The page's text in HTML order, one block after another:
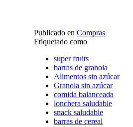
Publicado en Compras
Etiquetado como
super fruits
barras de granola
Alimentos sin azúcar
Granola sin azúcar
comida balanceada
lonchera saludable
snack saludable
barras de cereal